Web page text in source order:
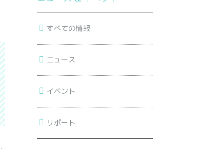
すべての情報
ニュース
イベント
リポート